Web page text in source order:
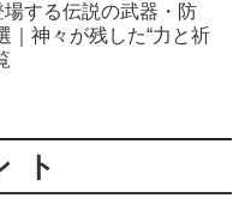
場する伝説の武器・防
｜神々が残した“力と祈
ト